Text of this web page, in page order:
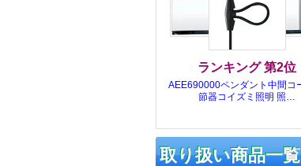
取り扱い商品一覧